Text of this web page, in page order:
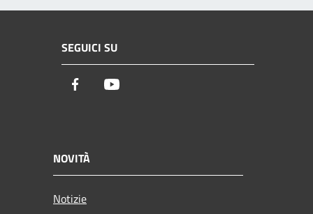
SEGUICI SU
Facebook
NOVITÀ
Notizie